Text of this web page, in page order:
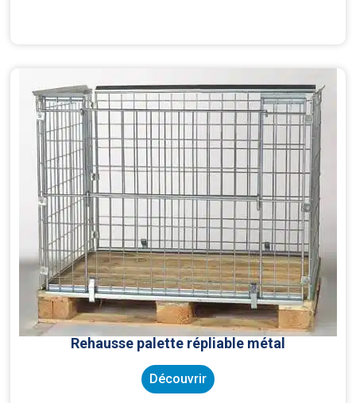
Rehausse palette répliable métal
Découvrir